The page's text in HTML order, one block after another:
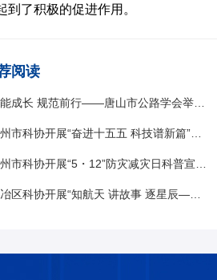
到了积极的促进作用。
阅读
长 规范前行——唐山市公路学会举办公路工程建设领域招投标专题培训
科协开展“奋进十五五 科技谱新篇”全国科技周科普进校园活动
市科协开展“5・12”防灾减灾日科普宣传活动
区科协开展“知航天 讲故事 逐星辰——中国航天日”科普教育活动